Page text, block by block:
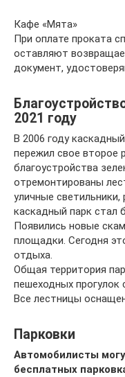
Кафе «Мята»
При оплате проката
оставляют
документ,
2021 году
В 2006 году
пережил свое второе
благоустройства
отремонтированы
уличные
каскадный парк стал
Появились новые
площадки. Сегодня
отдыха.
Общая территория
пешеходных
Все лестницы
Парковки
Автомобилисты
бесплатных